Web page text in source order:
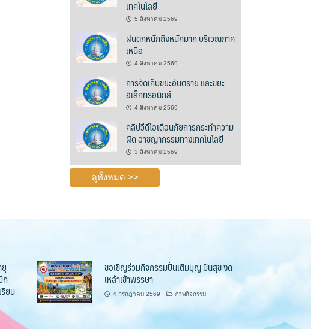
เทคโนโลยี
5 สิงหาคม 2569
ฝนตกหนักถึงหนักมาก บริเวณภาค
เหนือ
4 สิงหาคม 2569
การจัดเก็บขยะอันตราย และขยะ
อิเล็กทรอนิกส์
4 สิงหาคม 2569
คลิปวีดีโอเตือนภัยการกระทำความ
ผิด อาชญากรรมทางเทคโนโลยี
3 สิงหาคม 2569
ดูทั้งหมด >>
ก
ยน
ขอเชิญร่วมกิจกรรมปั่นเติมบุญ ปันสุข งด
เหล้าเข้าพรรษา
4 กรกฎาคม 2569 ภาพกิจกรรม